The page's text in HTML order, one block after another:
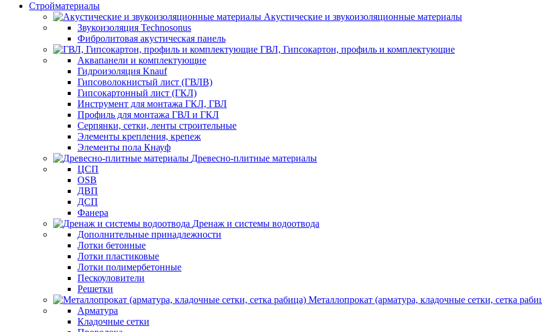
Стройматериалы
Акустические и звукоизоляционные материалы
Звукоизоляция Technosonus
Фибролитовая акустическая панель
ГВЛ, Гипсокартон, профиль и комплектующие
Аквапанели и комплектующие
Гидроизоляция Knauf
Гипсоволокнистый лист (ГВЛВ)
Гипсокартонный лист (ГКЛ)
Инструмент для монтажа ГКЛ, ГВЛ
Профиль для монтажа ГВЛ и ГКЛ
Серпянки, сетки, ленты строительные
Элементы крепления, крепеж
Элементы пола Кнауф
Древесно-плитные материалы
ЦСП
OSB
ДВП
ДСП
Фанера
Дренаж и системы водоотвода
Дополнительные принадлежности
Лотки бетонные
Лотки пластиковые
Лотки полимербетонные
Пескоуловители
Решетки
Металлопрокат (арматура, кладочные сетки, сетка
Арматура
Кладочные сетки